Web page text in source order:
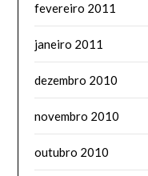
fevereiro 2011
janeiro 2011
dezembro 2010
novembro 2010
outubro 2010